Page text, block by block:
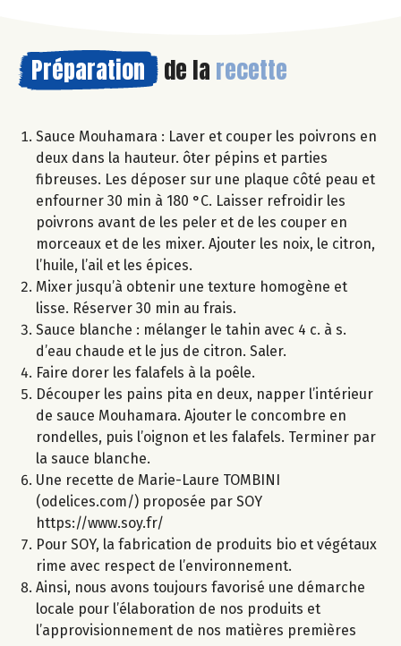
Préparation de la recette
Sauce Mouhamara : Laver et couper les poivrons en
deux dans la hauteur. ôter pépins et parties
fibreuses. Les déposer sur une plaque côté peau et
enfourner 30 min à 180 °C. Laisser refroidir les
poivrons avant de les peler et de les couper en
morceaux et de les mixer. Ajouter les noix, le citron,
l’huile, l’ail et les épices.
Mixer jusqu’à obtenir une texture homogène et
lisse. Réserver 30 min au frais.
Sauce blanche : mélanger le tahin avec 4 c. à s.
d’eau chaude et le jus de citron. Saler.
Faire dorer les falafels à la poêle.
Découper les pains pita en deux, napper l’intérieur
de sauce Mouhamara. Ajouter le concombre en
rondelles, puis l’oignon et les falafels. Terminer par
la sauce blanche.
Une recette de Marie-Laure TOMBINI
(odelices.com/) proposée par SOY
https://www.soy.fr/
Pour SOY, la fabrication de produits bio et végétaux
rime avec respect de l’environnement.
Ainsi, nous avons toujours favorisé une démarche
locale pour l’élaboration de nos produits et
l’approvisionnement de nos matières premières